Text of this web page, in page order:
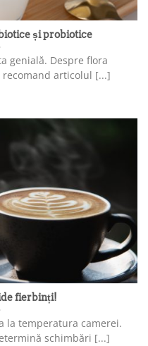
și probiotice
genială. Despre flora
articolul [...]
fierbinți!
la temperatura camerei.
schimbări [...]